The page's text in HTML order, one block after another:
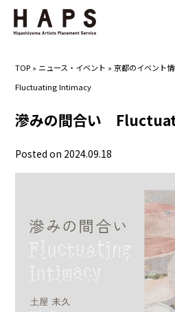
TOP » ニュース・イベント »京都のイベント
Fluctuating Intimacy
滲みの間合い
Posted on 2024.09.18